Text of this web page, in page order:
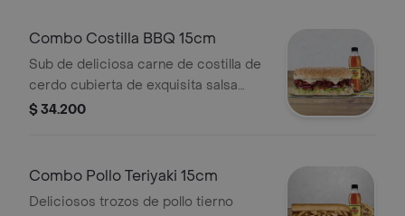
Combo Costilla BBQ 15cm
Sub de deliciosa carne de costilla de
cerdo cubierta de exquisita salsa
BBQ. Disfrútalo con los vegetales y
acompañamiento
$ 34.200
Combo Pollo Teriyaki 15cm
Deliciosos trozos de pollo tierno